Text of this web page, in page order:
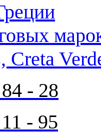
Creta
- 28
- 95